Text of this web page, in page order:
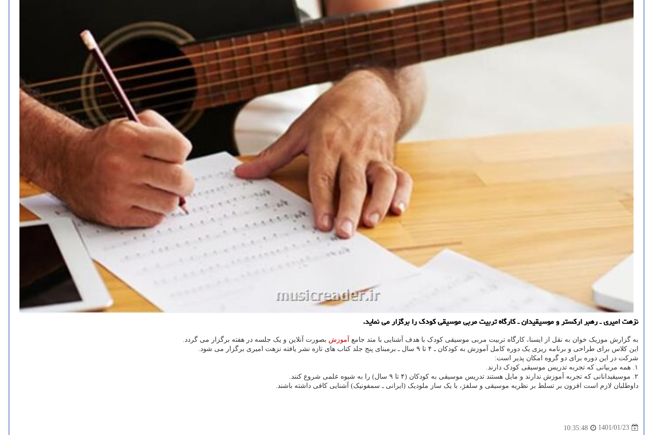
نزهت امیری ـ رهبر ارکستر و موسیقیدان ـ کارگاه تربیت مربی موسیقی کودک را برگزار می نماید.
به گزارش موزیک خوان به نقل از ایسنا، کارگاه تربیت مربی موسیقی کودک با هدف آشنایی با متد جامع آموزش بصورت آنلاین و یک جلسه در هفته برگزار می گردد.
این کلاس برای طراحی و برنامه ریزی یک دوره کامل آموزش به کودکان ـ ۴ تا ۹ سال ـ برمبنای پنج جلد کتاب های تازه نشر یافته نزهت امیری برگزار می شود.
شرکت در این دوره برای دو گروه امکان پذیر است:
۱. همه مربیانی که تجربه تدریس موسیقی کودک دارند.
۲. موسیقیدانانی که تجربه آموزش ندارند و مایل هستند تدریس موسیقی به کودکان (۴ تا ۹ سال) را به شیوه علمی شروع کنند.
داوطلبان لازم است افزون بر تسلط بر نظریه موسیقی و سلفژ، با یک ساز ملودیک (ایرانی ـ سمفونیک) آشنایی کافی داشته باشند.
1401/01/23
10:35:48